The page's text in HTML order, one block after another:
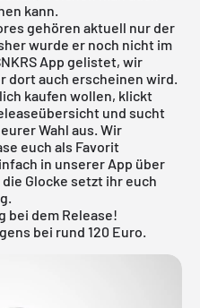
kann.
gehören aktuell nur der
wurde er noch nicht im
App gelistet, wir
dort auch erscheinen wird.
kaufen wollen, klickt
und sucht
Wahl aus. Wir
euch als Favorit
in unserer App über
Glocke setzt ihr euch
bei dem Release!
bei rund 120 Euro.